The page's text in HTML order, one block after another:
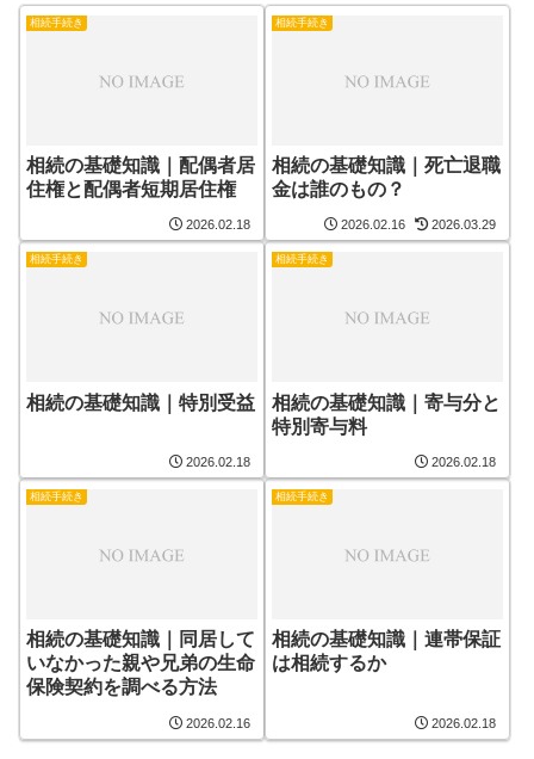
相続手続き
相続の基礎知識｜配偶者居
住権と配偶者短期居住権
2026.02.18
相続手続き
相続の基礎知識｜死亡退職
金は誰のもの？
2026.02.16 2026.03.29
相続手続き
相続の基礎知識｜特別受益
2026.02.18
相続手続き
相続の基礎知識｜寄与分と
特別寄与料
2026.02.18
相続手続き
相続の基礎知識｜同居して
いなかった親や兄弟の生命
保険契約を調べる方法
2026.02.16
相続手続き
相続の基礎知識｜連帯保証
は相続するか
2026.02.18